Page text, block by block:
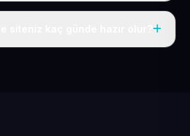
50 USD + KDV. Bu bedele alan